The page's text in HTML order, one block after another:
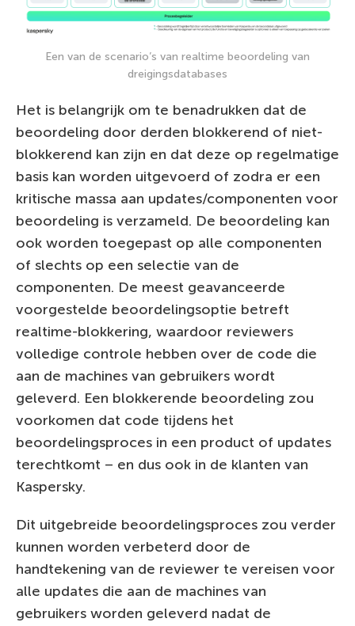
Een van de scenario’s van realtime beoordeling van
dreigingsdatabases
Het is belangrijk om te benadrukken dat de
beoordeling door derden blokkerend of niet-
blokkerend kan zijn en dat deze op regelmatige
basis kan worden uitgevoerd of zodra er een
kritische massa aan updates/componenten voor
beoordeling is verzameld. De beoordeling kan
ook worden toegepast op alle componenten
of slechts op een selectie van de
componenten. De meest geavanceerde
voorgestelde beoordelingsoptie betreft
realtime-blokkering, waardoor reviewers
volledige controle hebben over de code die
aan de machines van gebruikers wordt
geleverd. Een blokkerende beoordeling zou
voorkomen dat code tijdens het
beoordelingsproces in een product of updates
terechtkomt – en dus ook in de klanten van
Kaspersky.
Dit uitgebreide beoordelingsproces zou verder
kunnen worden verbeterd door de
handtekening van de reviewer te vereisen voor
alle updates die aan de machines van
gebruikers worden geleverd nadat de